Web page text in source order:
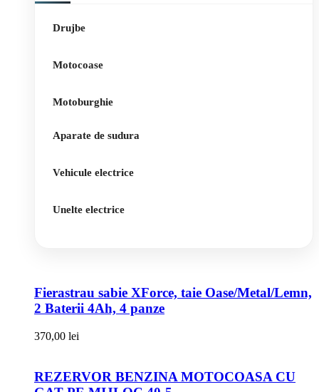
Drujbe
Motocoase
Motoburghie
Aparate de sudura
Vehicule electrice
Unelte electrice
Fierastrau sabie XForce, taie Oase/Metal/Lemn,
2 Baterii 4Ah, 4 panze
370,00 lei
REZERVOR BENZINA MOTOCOASA CU